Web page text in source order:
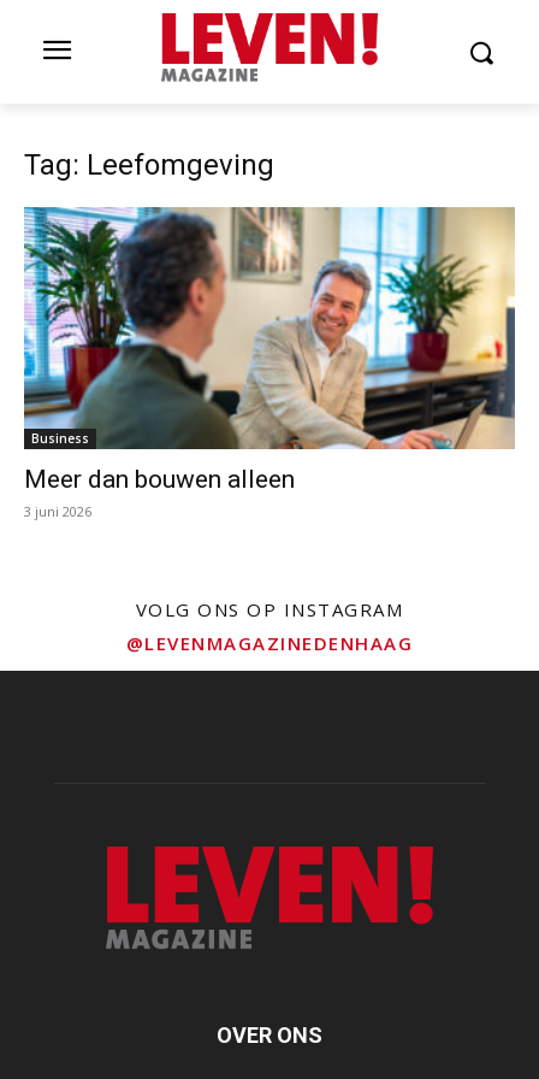
Tag: Leefomgeving
Business
Meer dan bouwen alleen
3 juni 2026
VOLG ONS OP INSTAGRAM
@LEVENMAGAZINEDENHAAG
OVER ONS